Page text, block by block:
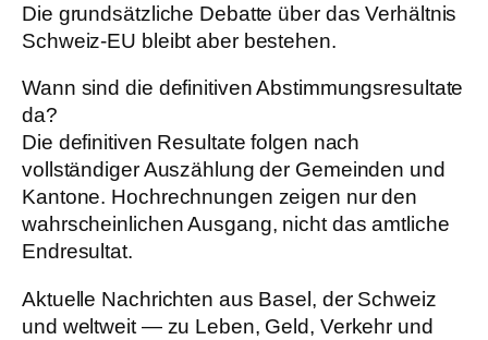
Die grundsätzliche Debatte über das Verhältnis
Schweiz-EU bleibt aber bestehen.
Wann sind die definitiven Abstimmungsresultate
da?
Die definitiven Resultate folgen nach
vollständiger Auszählung der Gemeinden und
Kantone. Hochrechnungen zeigen nur den
wahrscheinlichen Ausgang, nicht das amtliche
Endresultat.
Aktuelle Nachrichten aus Basel, der Schweiz
und weltweit — zu Leben, Geld, Verkehr und